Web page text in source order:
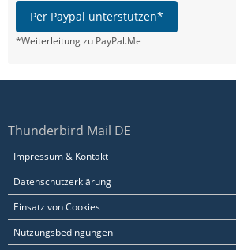
Per Paypal unterstützen*
*Weiterleitung zu PayPal.Me
Thunderbird Mail DE
Impressum & Kontakt
Datenschutzerklärung
Einsatz von Cookies
Nutzungsbedingungen